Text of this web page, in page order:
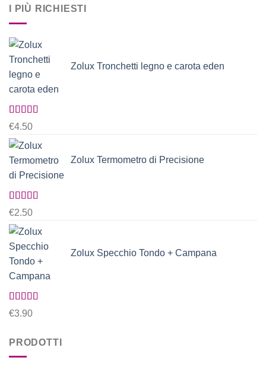
I PIÙ RICHIESTI
Zolux Tronchetti legno e carota eden
Valutato
5.00su 5
€4.50
Zolux Termometro di Precisione
Valutato
5.00su 5
€2.50
Zolux Specchio Tondo + Campana
Valutato
5.00 su 5
€3.90
PRODOTTI